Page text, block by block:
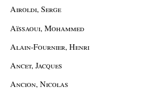
Airoldi, Serge
Aïssaoui, Mohammed
Alain-Fournier, Henri
Ancet, Jacques
Ancion, Nicolas